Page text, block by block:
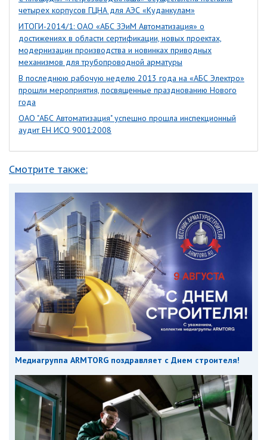
четырех корпусов ГЦНА для АЭС «Куданкулам»
ИТОГИ-2014/1: ОАО «АБС ЗЭиМ Автоматизация» о
достижениях в области сертификации, новых проектах,
модернизации производства и новинках приводных
механизмов для трубопроводной арматуры
В последнюю рабочую неделю 2013 года на «АБС Электро»
прошли мероприятия, посвященные празднованию Нового
года
ОАО "АБС Автоматизация" успешно прошла инспекционный
аудит ЕН ИСО 9001:2008
Смотрите также:
Медиагруппа ARMTORG поздравляет с Днем строителя!